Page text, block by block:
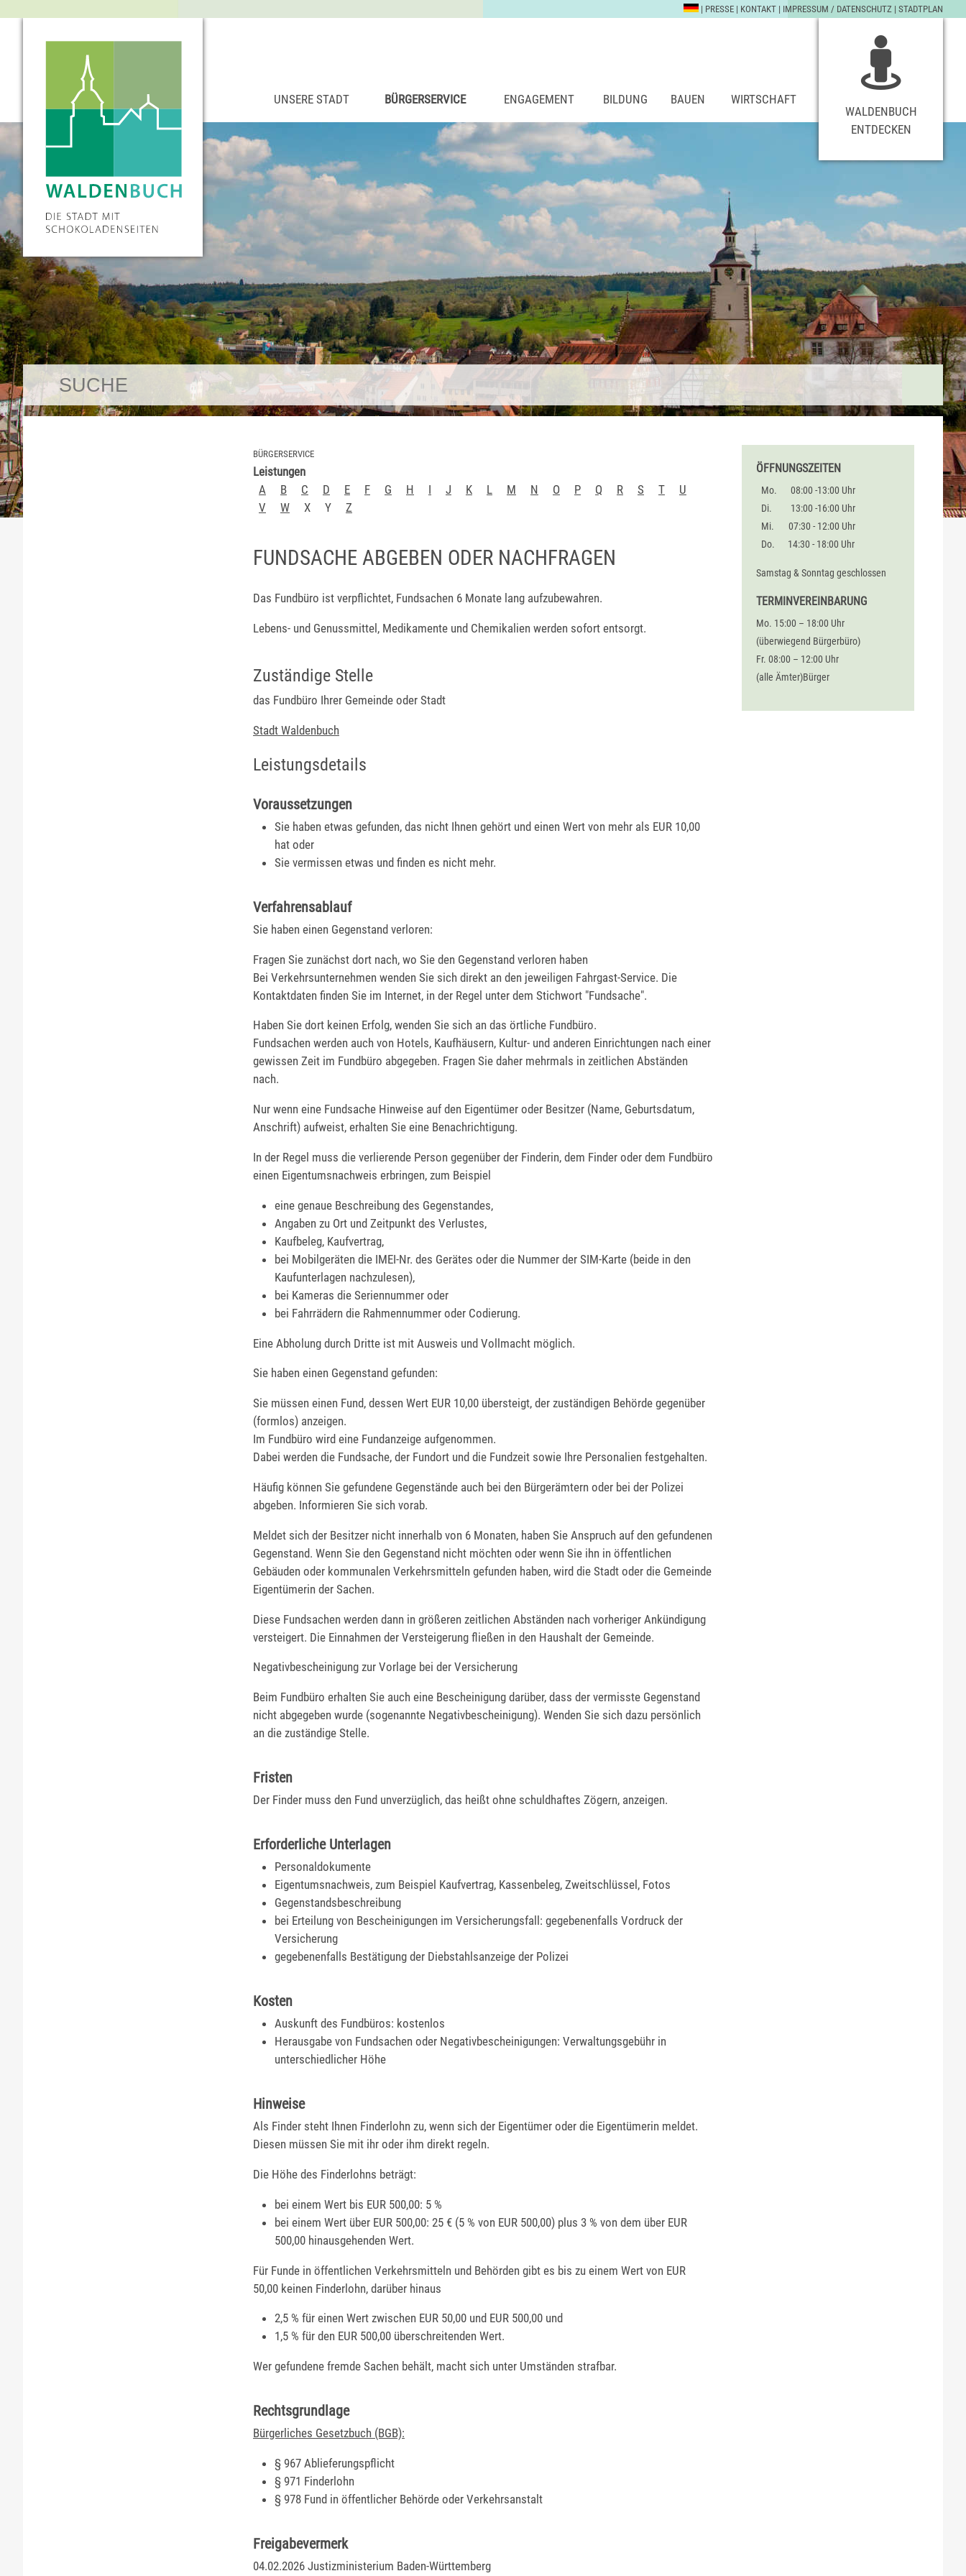
| PRESSE | KONTAKT | IMPRESSUM / DATENSCHUTZ | STADTPLAN
UNSERE STADT BÜRGERSERVICE ENGAGEMENT BILDUNG BAUEN
WIRTSCHAFT
WALDENBUCH
ENTDECKEN
BÜRGERSERVICE
Leistungen
A
B C D E F G H I J K L M N O P Q R S T
U
V
W X Y Z
FUNDSACHE ABGEBEN ODER NACHFRAGEN
Das Fundbüro ist verpflichtet, Fundsachen 6 Monate lang aufzubewahren.
Lebens- und Genussmittel, Medikamente und Chemikalien werden sofort entsorgt.
Zuständige Stelle
das Fundbüro Ihrer Gemeinde oder Stadt
Stadt Waldenbuch
Leistungsdetails
Voraussetzungen
Sie haben etwas gefunden, das nicht Ihnen gehört und einen Wert von mehr als EUR 10,00
hat oder
Sie vermissen etwas und finden es nicht mehr.
Verfahrensablauf
Sie haben einen Gegenstand verloren:
Fragen Sie zunächst dort nach, wo Sie den Gegenstand verloren haben
Bei Verkehrsunternehmen wenden Sie sich direkt an den jeweiligen Fahrgast-Service. Die
Kontaktdaten finden Sie im Internet, in der Regel unter dem Stichwort "Fundsache".
Haben Sie dort keinen Erfolg, wenden Sie sich an das örtliche Fundbüro.
Fundsachen werden auch von Hotels, Kaufhäusern, Kultur- und anderen Einrichtungen nach einer
gewissen Zeit im Fundbüro abgegeben. Fragen Sie daher mehrmals in zeitlichen Abständen
nach.
Nur wenn eine Fundsache Hinweise auf den Eigentümer oder Besitzer (Name, Geburtsdatum,
Anschrift) aufweist, erhalten Sie eine Benachrichtigung.
In der Regel muss die verlierende Person gegenüber der Finderin, dem Finder oder dem Fundbüro
einen Eigentumsnachweis erbringen, zum Beispiel
eine genaue Beschreibung des Gegenstandes,
Angaben zu Ort und Zeitpunkt des Verlustes,
Kaufbeleg, Kaufvertrag,
bei Mobilgeräten die IMEI-Nr. des Gerätes oder die Nummer der SIM-Karte (beide in den
Kaufunterlagen nachzulesen),
bei Kameras die Seriennummer oder
bei Fahrrädern die Rahmennummer oder Codierung.
Eine Abholung durch Dritte ist mit Ausweis und Vollmacht möglich.
Sie haben einen Gegenstand gefunden:
Sie müssen einen Fund, dessen Wert EUR 10,00 übersteigt, der zuständigen Behörde gegenüber
(formlos) anzeigen.
Im Fundbüro wird eine Fundanzeige aufgenommen.
Dabei werden die Fundsache, der Fundort und die Fundzeit sowie Ihre Personalien festgehalten.
Häufig können Sie gefundene Gegenstände auch bei den Bürgerämtern oder bei der Polizei
abgeben. Informieren Sie sich vorab.
Meldet sich der Besitzer nicht innerhalb von 6 Monaten, haben Sie Anspruch auf den gefundenen
Gegenstand. Wenn Sie den Gegenstand nicht möchten oder wenn Sie ihn in öffentlichen
Gebäuden oder kommunalen Verkehrsmitteln gefunden haben, wird die Stadt oder die Gemeinde
Eigentümerin der Sachen.
Diese Fundsachen werden dann in größeren zeitlichen Abständen nach vorheriger Ankündigung
versteigert. Die Einnahmen der Versteigerung fließen in den Haushalt der Gemeinde.
Negativbescheinigung zur Vorlage bei der Versicherung
Beim Fundbüro erhalten Sie auch eine Bescheinigung darüber, dass der vermisste Gegenstand
nicht abgegeben wurde (sogenannte Negativbescheinigung). Wenden Sie sich dazu persönlich
an die zuständige Stelle.
Fristen
Der Finder muss den Fund unverzüglich, das heißt ohne schuldhaftes Zögern, anzeigen.
Erforderliche Unterlagen
Personaldokumente
Eigentumsnachweis, zum Beispiel Kaufvertrag, Kassenbeleg, Zweitschlüssel, Fotos
Gegenstandsbeschreibung
bei Erteilung von Bescheinigungen im Versicherungsfall: gegebenenfalls Vordruck der
Versicherung
gegebenenfalls Bestätigung der Diebstahlsanzeige der Polizei
Kosten
Auskunft des Fundbüros: kostenlos
Herausgabe von Fundsachen oder Negativbescheinigungen: Verwaltungsgebühr in
unterschiedlicher Höhe
Hinweise
Als Finder steht Ihnen Finderlohn zu, wenn sich der Eigentümer oder die Eigentümerin meldet.
Diesen müssen Sie mit ihr oder ihm direkt regeln.
Die Höhe des Finderlohns beträgt:
bei einem Wert bis EUR 500,00: 5 %
bei einem Wert über EUR 500,00: 25 € (5 % von EUR 500,00) plus 3 % von dem über EUR
500,00 hinausgehenden Wert.
Für Funde in öffentlichen Verkehrsmitteln und Behörden gibt es bis zu einem Wert von EUR
50,00 keinen Finderlohn, darüber hinaus
2,5 % für einen Wert zwischen EUR 50,00 und EUR 500,00 und
1,5 % für den EUR 500,00 überschreitenden Wert.
Wer gefundene fremde Sachen behält, macht sich unter Umständen strafbar.
Rechtsgrundlage
Bürgerliches Gesetzbuch (BGB):
§ 967 Ablieferungspflicht
§ 971 Finderlohn
§ 978 Fund in öffentlicher Behörde oder Verkehrsanstalt
Freigabevermerk
04.02.2026 Justizministerium Baden-Württemberg
ÖFFNUNGSZEITEN
Mo.
08:00 -13:00 Uhr
Di.
13:00 -16:00 Uhr
Mi.
07:30 - 12:00 Uhr
Do.
14:30 - 18:00 Uhr
Samstag & Sonntag geschlossen
TERMINVEREINBARUNG
Mo. 15:00 – 18:00 Uhr
(überwiegend Bürgerbüro)
Fr. 08:00 – 12:00 Uhr
(alle Ämter)Bürger